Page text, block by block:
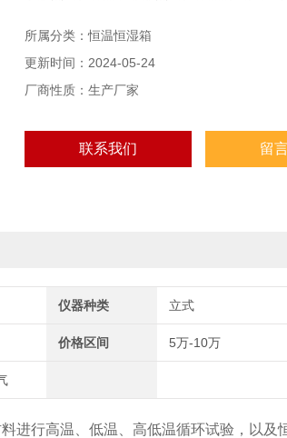
变化，同时，较高湿度也会因散热产品带来
到影响。
所属分类：恒温恒湿箱
更新时间：2024-05-24
厂商性质：生产厂家
联系我们 留
仪器种类 立式
价格区间 5万-10万
进行高温、低温、高低温循环试验，以及